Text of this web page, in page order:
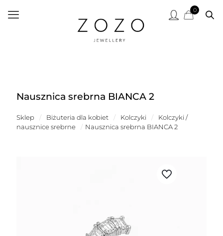
0
Nausznica srebrna BIANCA 2
Sklep / Biżuteria dla kobiet / Kolczyki /
Kolczyki /
nausznice srebrne
/ Nausznica srebrna BIANCA 2